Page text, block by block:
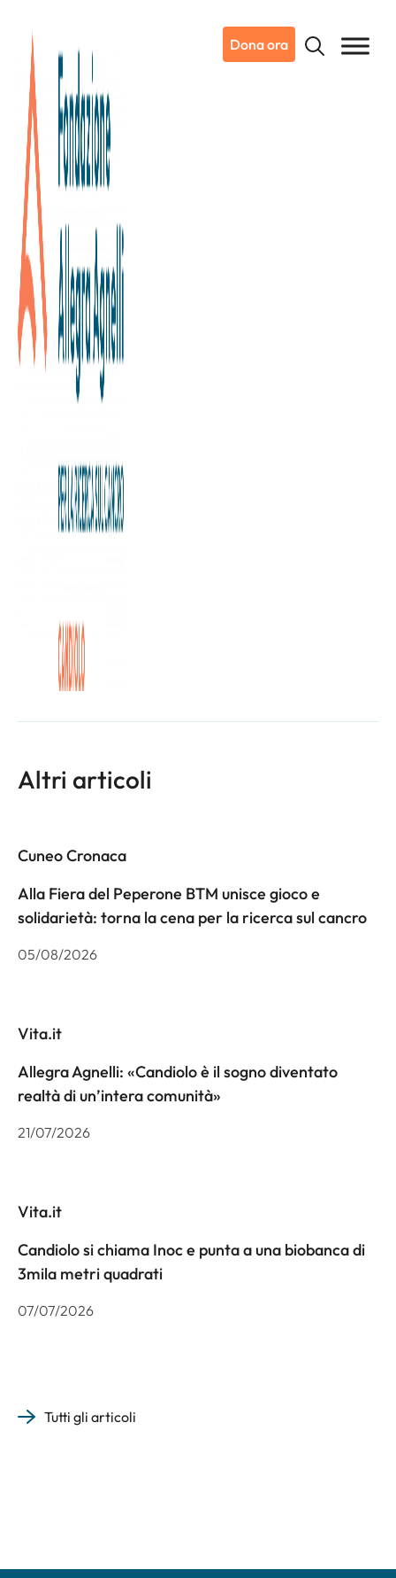
Dona ora
20/09/2023
Dicono di noi
Nova Coop, dal 25 al 30/9 visite
gratis per tumori cavo orale
all’Istituto di Candiolo – IRCCS
Candiolo – IRCCS è stata avviata quest’anno una
campagna di visite di prevenzione gratuite dei tumori del
cavo orale rivolta ai circa 600mila soci Nova Coop di
Piemonte e alta Lombardia.
L'articolo completo è disponibile a
Altri articoli
Cuneo Cronaca
Alla Fiera del Peperone BTM unisce gioco e
solidarietà: torna la cena per la ricerca sul cancro
05/08/2026
Vita.it
Allegra Agnelli: «Candiolo è il sogno diventato
realtà di un’intera comunità»
21/07/2026
Vita.it
Candiolo si chiama Inoc e punta a una biobanca di
3mila metri quadrati
07/07/2026
Tutti gli articoli